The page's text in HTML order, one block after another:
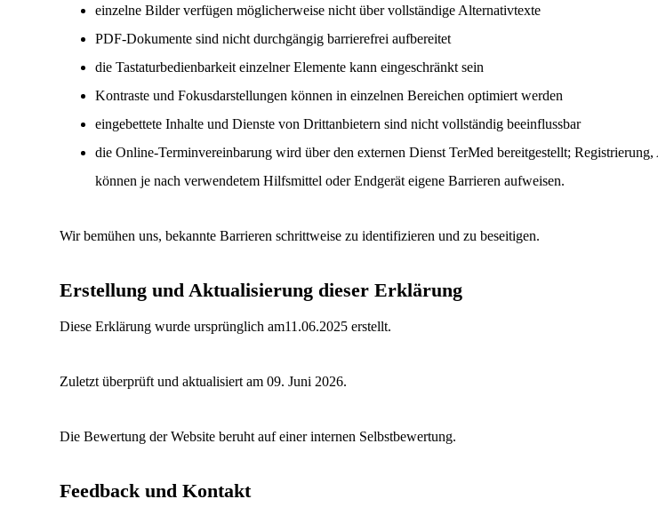
einzelne Bilder verfügen möglicherweise nicht über vollständige Alternativtexte
PDF-Dokumente sind nicht durchgängig barrierefrei aufbereitet
die Tastaturbedienbarkeit einzelner Elemente kann eingeschränkt sein
Kontraste und Fokusdarstellungen können in einzelnen Bereichen optimiert werden
eingebettete Inhalte und Dienste von Drittanbietern sind nicht vollständig beeinflussbar
dieOnline-Terminvereinbarung wird über den externen Dienst TerMed bereitgestellt;
können je nach verwendetem Hilfsmittel oder Endgerät eigene Barrieren aufweisen.
Wir bemühen uns, bekannte Barrieren schrittweise zu identifizieren und zu beseitigen.
Erstellung und Aktualisierung dieser Erklärung
Diese Erklärung wurde ursprünglich am11.06.2025 erstellt.
Zuletzt überprüft und aktualisiert am09. Juni 2026.
Die Bewertung der Website beruht auf einer internen Selbstbewertung.
Feedback und Kontakt